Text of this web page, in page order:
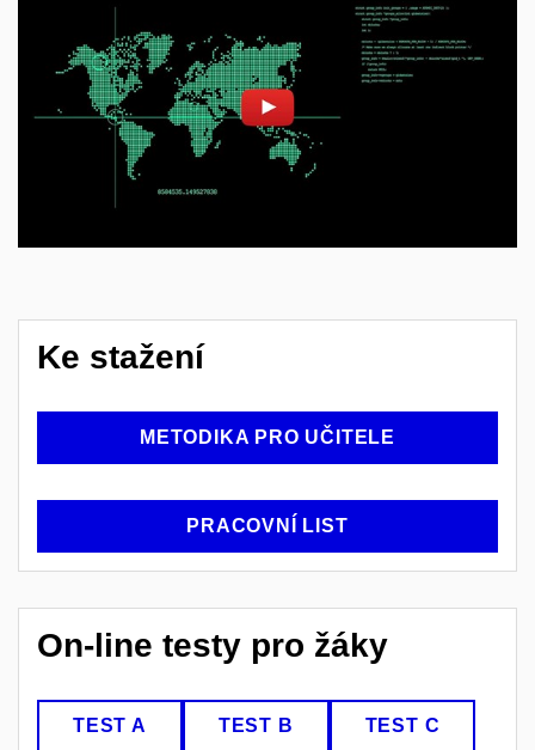
Povolit cookies a přehrát
Otevřít na youtube.com
Ke stažení
METODIKA PRO UČITELE
PRACOVNÍ LIST
On-line testy pro žáky
TEST A TEST B TEST C